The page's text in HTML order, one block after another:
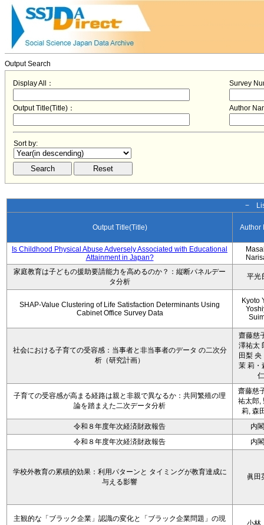
Output Search
Display All： Survey
Output Title(Title)： Author
Sort by:
−
Output Title(Title) Author
Is Childhood Physical Abuse Adversely Associated with Educational
Attainment in Japan?
家庭教育は子どもの援助要請能力を高めるのか？：縦断パネルデー
タ分析
平光
SHAP-Value Clustering of Life Satisfaction Determinants Using
Cabinet Office Survey Data
Kyoto
社会における子育ての受容感：当事者と非当事者のデータ の二次分
析（研究計画）
齋藤慈
澤祐太
田梨 央
茉 莉・
仁
子育ての受容感が高まる経路は親と非親で異なるか：共同繁殖の理
論を踏まえた二次データ分析
齋藤慈
祐太郎,
莉, 森
令和８年度年次経済財政報告
内
令和８年度年次経済財政報告
内
学校外教育の累積的効果：利用パターンと タイミングが教育達成に
与える影響
眞田
主観的な「ブラック企業」認識の変化と「ブラック企業問題」の現
小